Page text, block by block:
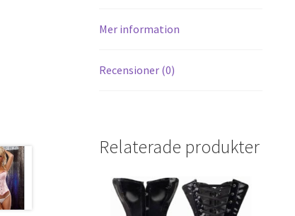
Mer information
Recensioner (0)
Relaterade produkter